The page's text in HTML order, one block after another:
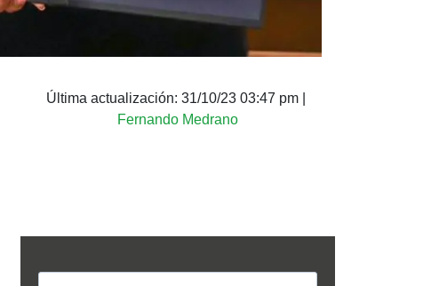
Última actualización: 31/10/23 03:47 pm
Fernando Medrano